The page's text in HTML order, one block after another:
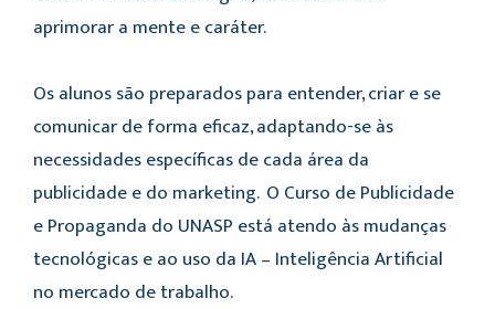
aprimorar a mente e caráter.
Os alunos são preparados para entender, criar e se
comunicar de forma eficaz, adaptando-se às
necessidades específicas de cada área da
publicidade e do marketing. O Curso de Publicidade
e Propaganda do UNASP está atendo às mudanças
tecnológicas e ao uso da IA – Inteligência Artificial
no mercado de trabalho.